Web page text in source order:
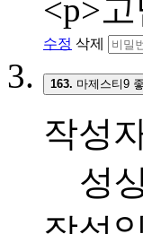
<p>
수정 삭제
163. 마제스티9
작성
성